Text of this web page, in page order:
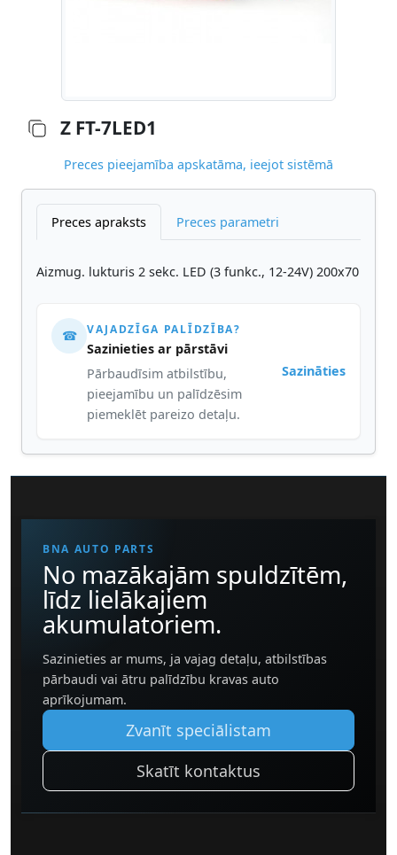
Z FT-7LED1
Preces pieejamība apskatāma, ieejot sistēmā
Preces apraksts Preces parametri
Aizmug. lukturis 2 sekc. LED (3 funkc., 12-24V) 200x70
☎ VAJADZĪGA PALĪDZĪBA?
Sazinieties ar pārstāvi
Pārbaudīsim atbilstību,
pieejamību un palīdzēsim
piemeklēt pareizo detaļu.
Sazināties
BNA AUTO PARTS
No mazākajām spuldzītēm,
līdz lielākajiem
akumulatoriem.
Sazinieties ar mums, ja vajag detaļu, atbilstības
pārbaudi vai ātru palīdzību kravas auto
aprīkojumam.
Zvanīt speciālistam
Skatīt kontaktus